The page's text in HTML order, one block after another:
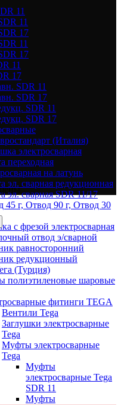
11
11
17
11
17
11
17
SDR 11
SDR 17
SDR 11
SDR 17
(Италия)
электросварная
переходная
на латунь
эл. cварная редукционная
эл. сварная SDR 11/17
45 г, Отвод 90 г, Отвод 30
с фрезой электросварная
отвод э/сварной
равносторонний
редукционный
(Турция)
полиэтиленовые шаровые
фитинги TEGA
Вентили Tega
Заглушки электросварные
Tega
Муфты электросварные
Tega
Муфты
электросварные Tega
SDR 11
Муфты